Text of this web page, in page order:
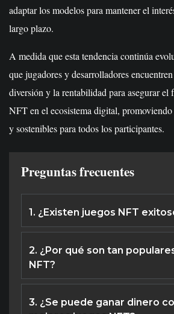
adaptar los modelos para mantener el
largo plazo.
A medida que esta tendencia continúa
que jugadores y desarrolladores
diversión y la rentabilidad para asegurar el
NFT en el ecosistema digital,
y sostenibles para todos los participantes.
Preguntas frecuentes
1. ¿Existen juegos NFT
Hay varios juegos NFT exitosos y
Axie Infinity, Decentraland, The
se enumera en el artículo anterior.
2. ¿Por qué son tan
NFT?
Los juegos NFT son populares
jugadores la verdadera propiedad de
3. ¿Se puede ganar dinero